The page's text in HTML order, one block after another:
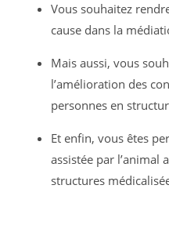
Vous souhaitez
cause dans la
Mais aussi, vous
l’amélioration des
personnes en
Et enfin, vous êtes
assistée par l’animal
structures